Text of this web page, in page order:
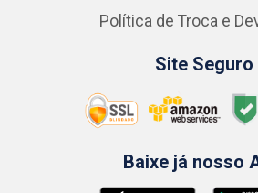
Política de Troca e
Site Seguro
Baixe já nosso